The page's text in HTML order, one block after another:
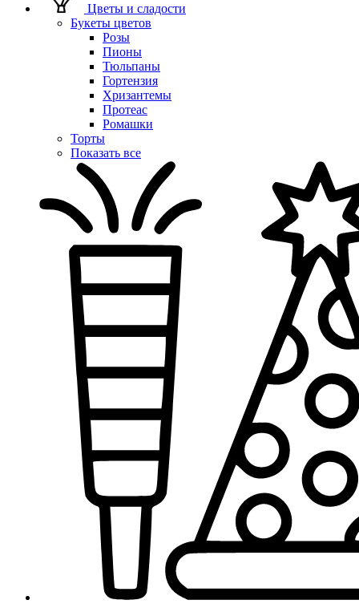
Цветы и сладости
Букеты цветов
Розы
Пионы
Тюльпаны
Гортензия
Хризантемы
Протеас
Ромашки
Торты
Показать все